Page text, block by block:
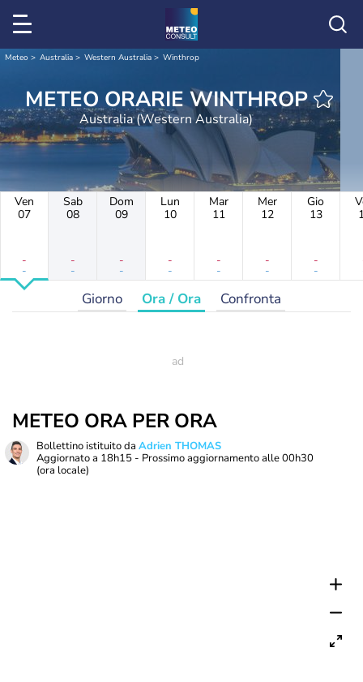
Meteo Australia Western Australia Winthrop
METEO ORARIE WINTHROP
Australia (Western Australia)
Ven
07
-
-
Sab
08
-
-
Dom
09
-
-
Lun
10
-
-
Mar
11
-
-
Mer
12
-
-
Gio
13
-
-
Giorno Ora / Ora Confronta
METEO ORA PER ORA
Bollettino istituito da Adrien THOMAS
Aggiornato a 18h15 - Prossimo aggiornamento alle00h30
(ora locale)